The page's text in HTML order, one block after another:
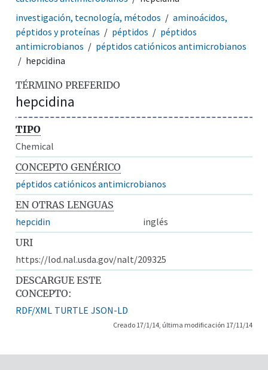
investigación, tecnología, métodos
aminoácidos,
péptidos y proteínas
péptidos
péptidos
antimicrobianos
péptidos catiónicos antimicrobianos
hepcidina
TÉRMINO PREFERIDO
hepcidina
TIPO
Chemical
CONCEPTO GENÉRICO
péptidos catiónicos antimicrobianos
EN OTRAS LENGUAS
hepcidin
inglés
URI
https://lod.nal.usda.gov/nalt/209325
DESCARGUE ESTE
CONCEPTO:
RDF/XML TURTLE JSON-LD
Creado 17/1/14, última modificación 17/11/14